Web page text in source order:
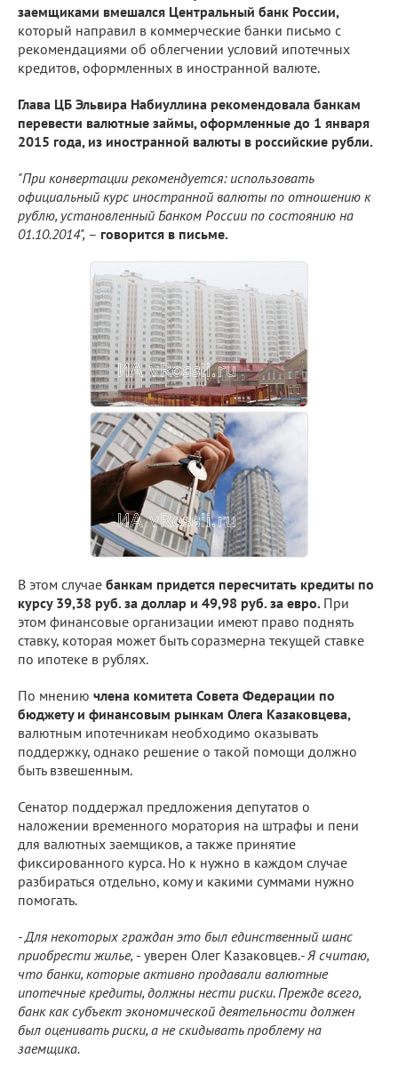
заемщиками вмешался Центральный банк России,
который направил в коммерческие банки письмо с
рекомендациями об облегчении условий ипотечных
кредитов, оформленных в иностранной валюте.
Глава ЦБ Эльвира Набиуллина рекомендовала банкам
перевести валютные займы, оформленные до 1 января
2015 года, из иностранной валюты в российские рубли.
"При конвертации рекомендуется: использовать
официальный курс иностранной валюты по отношению к
рублю, установленный Банком России по состоянию на
01.10.2014", – говорится в письме.
В этом случае банкам придется пересчитать кредиты по
курсу 39,38 руб. за доллар и 49,98 руб. за евро. При
этом финансовые организации имеют право поднять
ставку, которая может быть соразмерна текущей ставке
по ипотеке в рублях.
По мнению члена комитета Совета Федерации по
бюджету и финансовым рынкам Олега Казаковцева,
валютным ипотечникам необходимо оказывать
поддержку, однако решение о такой помощи должно
быть взвешенным.
Сенатор поддержал предложения депутатов о
наложении временного моратория на штрафы и пени
для валютных заемщиков, а также принятие
фиксированного курса. Но к нужно в каждом случае
разбираться отдельно, кому и какими суммами нужно
помогать.
- Для некоторых граждан это был единственный шанс
приобрести жилье, - уверен Олег Казаковцев.- Я считаю,
что банки, которые активно продавали валютные
ипотечные кредиты, должны нести риски. Прежде всего,
банк как субъект экономической деятельности должен
был оценивать риски, а не скидывать проблему на
заемщика.